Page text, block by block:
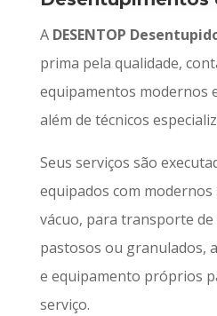
A DESENTOP
prima pela qualidade,
equipamentos modernos
além de técnicos
Seus serviços são
equipados com
vácuo, para transporte
pastosos ou granulados,
e equipamento próprios
serviço.